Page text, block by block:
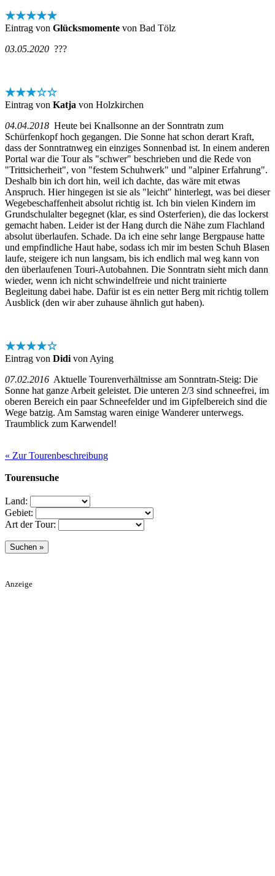
★★★★★
Eintrag von Glücksmomente von Bad Tölz
03.05.2020 ???
★★★☆☆
Eintrag von Katja von Holzkirchen
04.04.2018 Heute bei Knallsonne an der Sonntratn zum
Schürfenkopf hoch gegangen. Die Sonne hat schon derart Kraft,
dass der Sonntratnweg ein einziges Sonnenbad ist. In einem anderen
Portal war die Tour als "schwer" beschrieben und die Rede von
"Trittsicherheit", von "festem Schuhwerk" und "alpiner Erfahrung".
Deshalb bin ich dort hin, weil ich dachte, das wäre mit etwas
Anspruch. Hier hingegen ist sie als "leicht" hinterlegt, was bei dieser
Wegebeschaffenheit absolut richtig ist. Ich bin vielen Kindern im
Grundschulalter begegnet (klar, es sind Osterferien), die das lockerst
gemacht haben. Leider ist der Hang durch die Nähe zum Flachland
absolut überlaufen. Schade. Da ich eine sehr lange Bergpause hatte
und empfindliche Haut habe, sodass ich mir im besten Schuh Blasen
laufe, steigere ich nun langsam, bis ich endlich mal weg kann von
den überlaufenen Touri-Autobahnen. Die Sonntratn sieht mich dann
wieder, wenn ich nicht schwindelfreie und nicht trainierte
Begleitung dabei habe. Dafür ist es ein netter Berg mit richtig tollem
Ausblick (den wir aber zuhause ähnlich gut haben).
★★★★☆
Eintrag von Didi von Aying
07.02.2016 Aktuelle Tourenverhältnisse am Sonntratn-Steig: Die
Sonne hat ganze Arbeit geleistet. Die unteren 2/3 sind schneefrei, im
oberen Bereich ein paar Schneefelder und im Gipfelbereich sind die
Wege batzig. Am Samstag waren einige Wanderer unterwegs.
Traumblick zum Karwendel!
« Zur Tourenbeschreibung
Tourensuche
Land:
Gebiet:
Art der Tour:
Anzeige